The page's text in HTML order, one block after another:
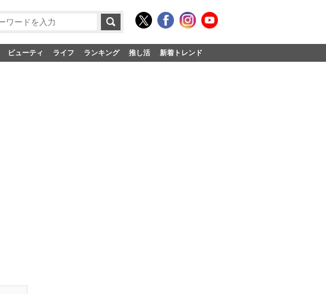
ビューティ ライフ ランキング 推し活 新着トレンド